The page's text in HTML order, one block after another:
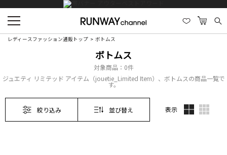
レディースファッション通販トップ ボトムス
ボトムス
対象商品： 0件
ジュエティ リミテッド アイテム（jouetie_Limited Item）、ボトムスの商品一覧で
す。
絞り込み 並び替え 表示